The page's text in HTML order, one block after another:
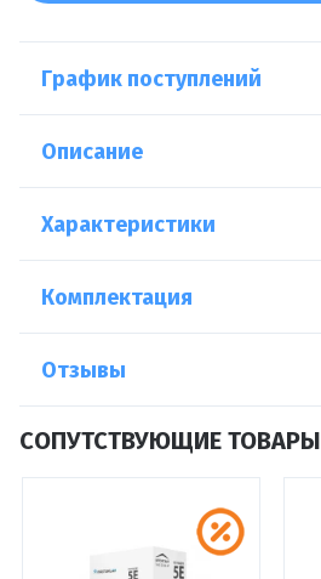
График поступлений
Описание
Характеристики
Комплектация
Отзывы
СОПУТСТВУЮЩИЕ ТОВАРЫ